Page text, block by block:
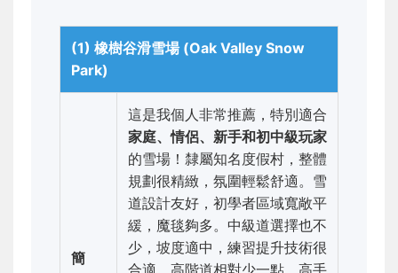
(1) 橡樹谷滑雪場 (Oak Valley Snow
Park)
簡
這是我個人非常推薦，特別適合
家庭、情侶、新手和初中級玩家
的雪場！隸屬知名度假村，整體
規劃很精緻，氛圍輕鬆舒適。雪
道設計友好，初學者區域寬敞平
緩，魔毯夠多。中級道選擇也不
少，坡度適中，練習提升技術很